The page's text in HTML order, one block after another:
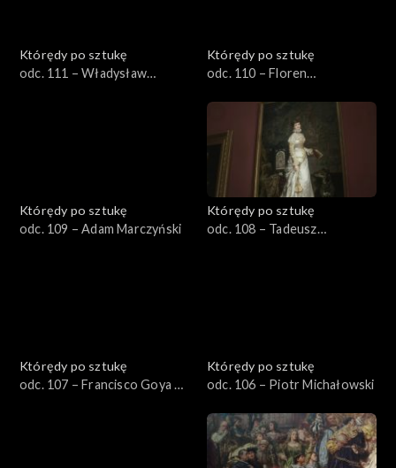
Którędy po sztukę
odc. 111 – Władysław
Którędy po sztukę
odc. 110 – Floren
Którędy po sztukę
odc. 109 – Adam Marczyński
Którędy po sztukę
odc. 108 – Tadeusz
Którędy po sztukę
odc. 107 – Francisco Goya y
Którędy po sztukę
odc. 106 – Piotr Michałowski